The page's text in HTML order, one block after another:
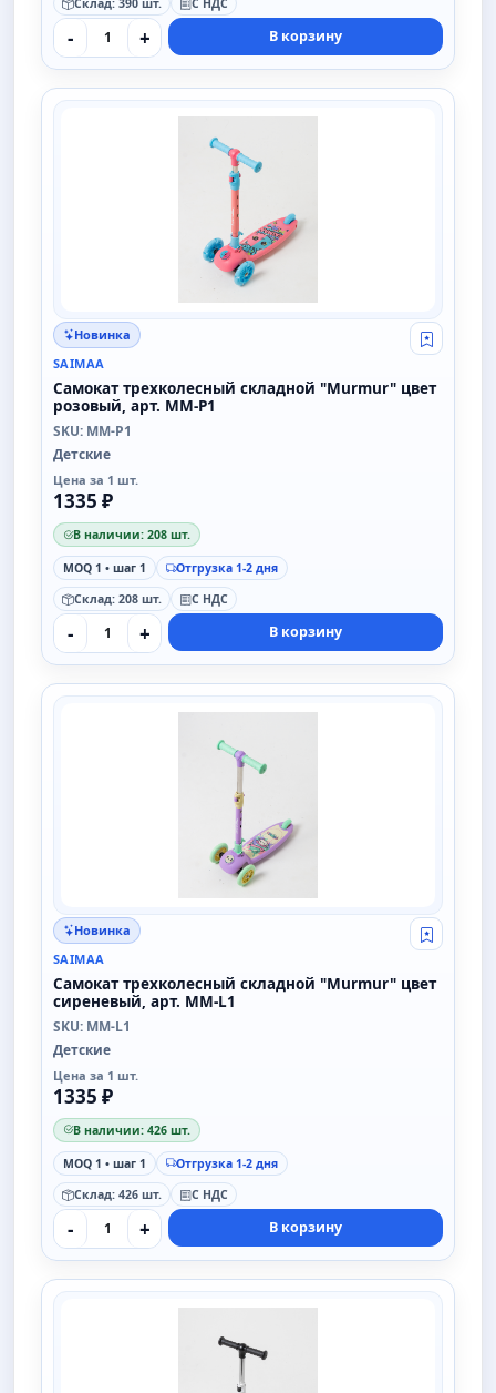
Склад: 390 шт. С НДС
- + В корзину
SAIMAA
Новинка
Свой
SAIMAA
Самокат трехколесный складной "Murmur" цвет
розовый, арт. MM-P1
SKU: MM-P1
Детские
Цена за 1 шт.
1335 ₽
В наличии: 208 шт.
MOQ 1 • шаг 1
Отгрузка 1-2 дня
Склад: 208 шт.
С НДС
- + В корзину
SAIMAA
Новинка
Свой
SAIMAA
Самокат трехколесный складной "Murmur" цвет
сиреневый, арт. MM-L1
SKU: MM-L1
Детские
Цена за 1 шт.
1335 ₽
В наличии: 426 шт.
MOQ 1 • шаг 1
Отгрузка 1-2 дня
Склад: 426 шт.
С НДС
- + В корзину
SAIMAA